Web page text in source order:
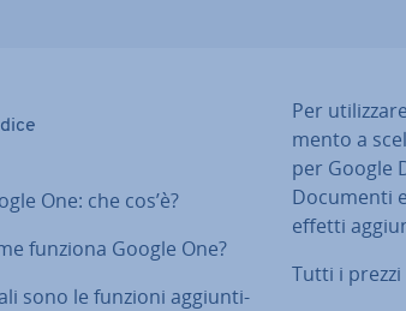
One: che cos’è?
funziona Google One?
sono le funzioni ag­giun­ti­
Per
men­to a
per Google
Documenti
effetti
Tutti i